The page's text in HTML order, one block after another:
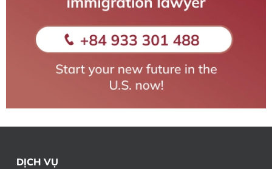
DỊCH VỤ